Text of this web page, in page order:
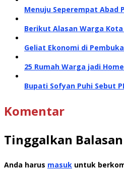
Menuju Seperempat Abad
Berikut Alasan Warga
Geliat Ekonomi di
25 Rumah Warga jadi
Bupati Sofyan Puhi Sebut
Komentar
Tinggalkan Balasan
Anda harus masuk untuk